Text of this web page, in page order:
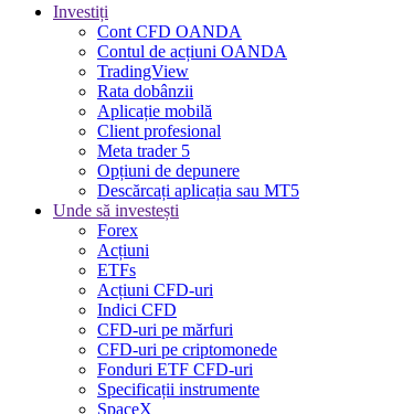
Investiți
Cont CFD OANDA
Contul de acțiuni OANDA
TradingView
Rata dobânzii
Aplicație mobilă
Client profesional
Meta trader 5
Opțiuni de depunere
Descărcați aplicația sau MT5
Unde să investești
Forex
Acțiuni
ETFs
Acțiuni CFD-uri
Indici CFD
CFD-uri pe mărfuri
CFD-uri pe criptomonede
Fonduri ETF CFD-uri
Specificații instrumente
SpaceX